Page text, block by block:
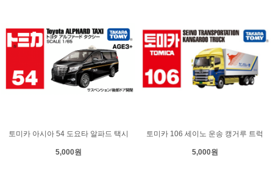
토미카 아시아 54 도요타 알파드 택시
5,000원
토미카 106 세이노 운송 캥거루 트럭
5,000원